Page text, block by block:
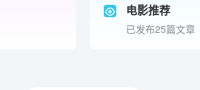
电影推荐
已发布25篇文章